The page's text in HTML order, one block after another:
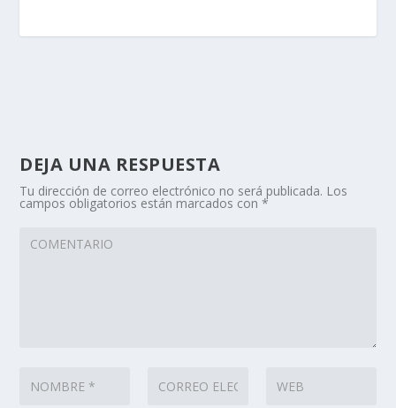
DEJA UNA RESPUESTA
Tu dirección de correo electrónico no será publicada. Los
campos obligatorios están marcados con*